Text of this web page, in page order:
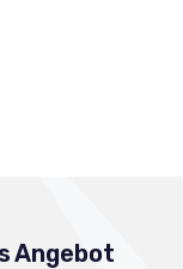
Angebot